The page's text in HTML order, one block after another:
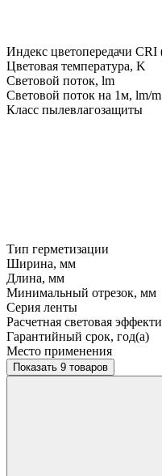
Индекс цветопередачи CRI
Цветовая температура, K
Световой поток, lm
Световой поток на 1м, lm/m
Класс пылевлагозащиты
Тип герметизации
Ширина, мм
Длина, мм
Минимальный отрезок, мм
Серия ленты
Расчетная световая
Гарантийный срок, год(а)
Место применения
Показать 9 товаров